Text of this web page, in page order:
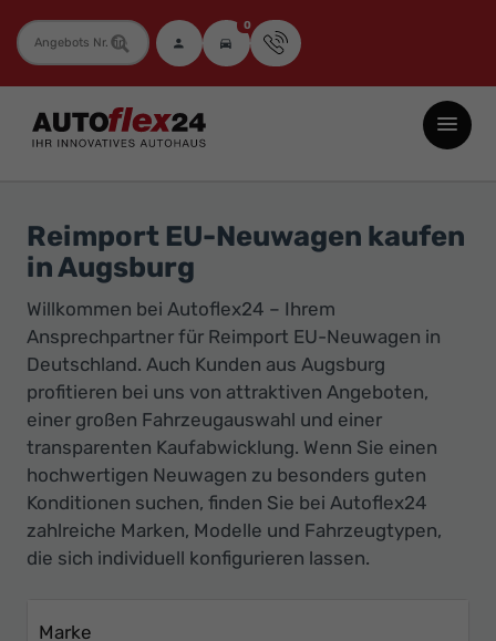
Fahrzeugnummer 0
Autoflex24
GmbH
Neuwagen
Jahreswagen
und
Gebrauchtwagen
zu
Top-
Preisen
-
Ihr
Innovatives
Autohaus
Reimport EU-Neuwagen kaufen
in Augsburg
Willkommen bei Autoflex24 – Ihrem
Ansprechpartner für Reimport EU-Neuwagen in
Deutschland. Auch Kunden aus Augsburg
profitieren bei uns von attraktiven Angeboten,
einer großen Fahrzeugauswahl und einer
transparenten Kaufabwicklung. Wenn Sie einen
hochwertigen Neuwagen zu besonders guten
Konditionen suchen, finden Sie bei Autoflex24
zahlreiche Marken, Modelle und Fahrzeugtypen,
die sich individuell konfigurieren lassen.
Marke